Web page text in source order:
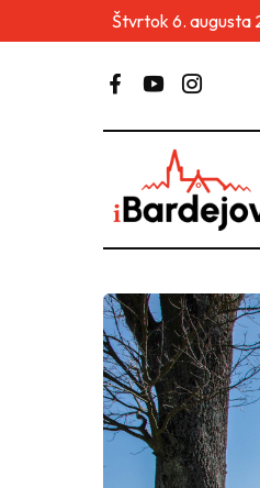
Štvrtok 6. augusta